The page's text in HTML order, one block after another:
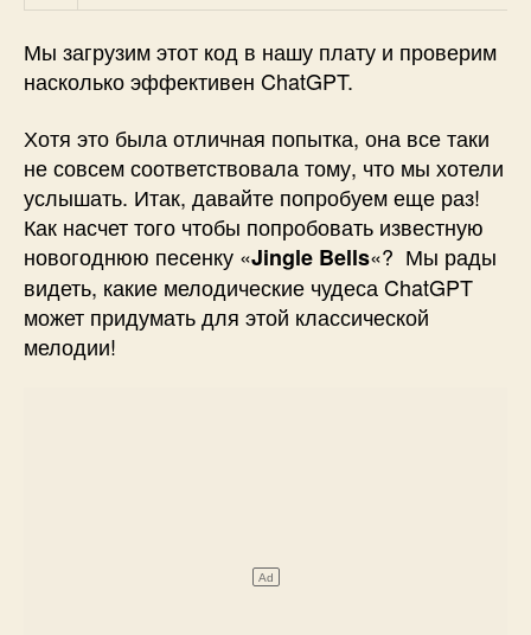
Мы загрузим этот код в нашу плату и проверим
насколько эффективен ChatGPT.
Хотя это была отличная попытка, она все таки
не совсем соответствовала тому, что мы хотели
услышать. Итак, давайте попробуем еще раз!
Как насчет того чтобы попробовать известную
новогоднюю песенку «Jingle Bells«? Мы рады
видеть, какие мелодические чудеса ChatGPT
может придумать для этой классической
мелодии!